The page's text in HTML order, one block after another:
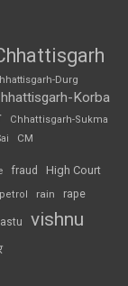
Durg
Korba
Chhattisgarh-Sukma
CM
fraud High Court
petrol rain rape
vishnu